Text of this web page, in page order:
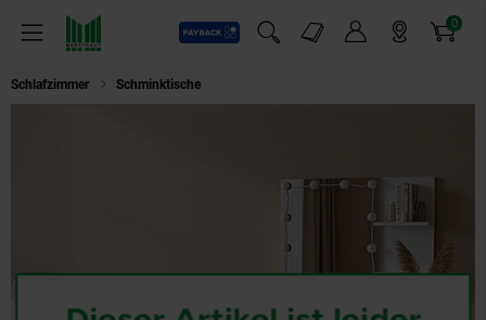
Menü
Payback
Suchfeld einblenden
Markt-Angebote 0
Artikel
Schlafzimmer Schminktische